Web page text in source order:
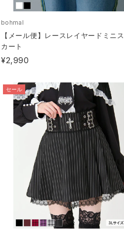
bohmal
【メール便】レースレイヤードミニス
カート
¥2,990
セール